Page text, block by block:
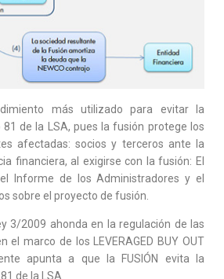
más utilizado para evitar la
de la LSA, pues la fusión protege los
afectadas: socios y terceros ante la
financiera, al exigirse con la fusión: El
Informe de los Administradores y el
sobre el proyecto de fusión.
3/2009 ahonda en la regulación de las
el marco de los LEVERAGED BUY OUT
apunta a que la FUSIÓN evita la
de la LSA.